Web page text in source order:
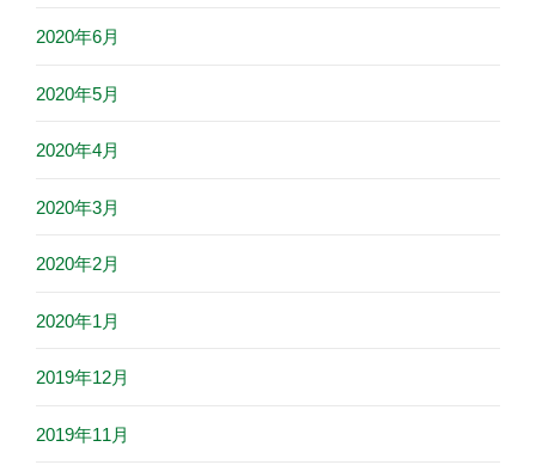
2020年6月
2020年5月
2020年4月
2020年3月
2020年2月
2020年1月
2019年12月
2019年11月